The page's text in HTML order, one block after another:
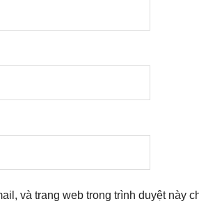
và trang web trong trình duyệt này